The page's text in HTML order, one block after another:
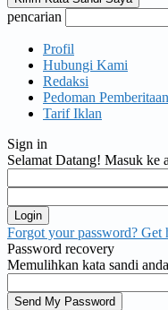
pencarian
Profil
Hubungi Kami
Redaksi
Pedoman Pemberitaan
Tarif Iklan
Sign in
Selamat Datang! Masuk ke
Forgot your password? Get
Password recovery
Memulihkan kata sandi anda